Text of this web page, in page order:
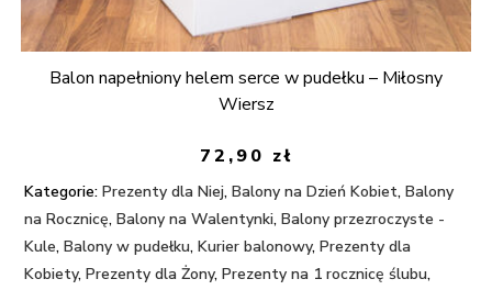
Balon napełniony helem serce w pudełku – Miłosny
Wiersz
72,90 zł
Kategorie: Prezenty dla Niej,Balony na Dzień Kobiet,Balony
na Rocznicę,Balony na Walentynki,Balony przezroczyste -
Kule,Balony w pudełku,Kurier balonowy,Prezenty dla
Kobiety,Prezenty dla Żony,Prezenty na 1 rocznicę ślubu,